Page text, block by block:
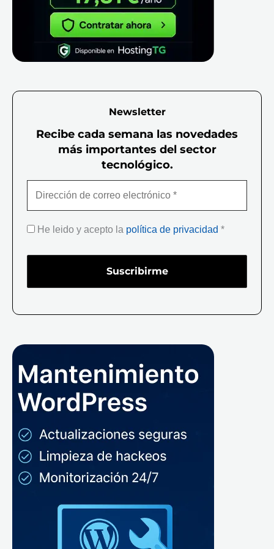
Newsletter
Recibe cada semana las novedades
más importantes del sector
tecnológico.
He leido y acepto la política de privacidad *